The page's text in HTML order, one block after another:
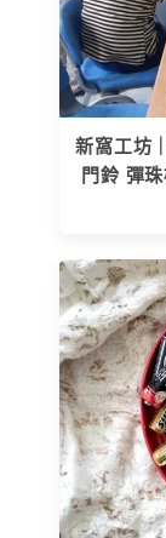
新窩工坊
門鈴 彈